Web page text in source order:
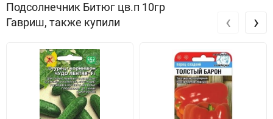
Подсолнечник Битюг цв.п 10гр
Гавриш, также купили
‹ ›